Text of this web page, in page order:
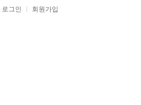
로그인 회원가입